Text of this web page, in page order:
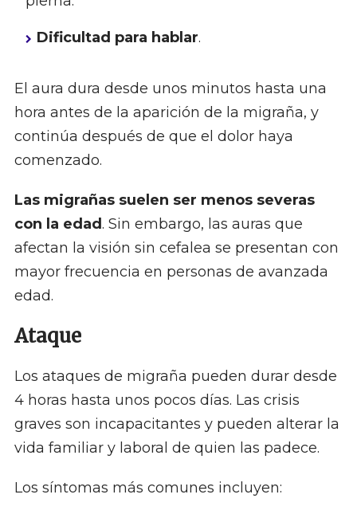
Dificultad para hablar.
El aura dura desde unos minutos hasta una
hora antes de la aparición de la migraña, y
continúa después de que el dolor haya
comenzado.
Las migrañas suelen ser menos severas
con la edad. Sin embargo, las auras que
afectan la visión sin cefalea se presentan con
mayor frecuencia en personas de avanzada
edad.
Ataque
Los ataques de migraña pueden durar desde
4 horas hasta unos pocos días. Las crisis
graves son incapacitantes y pueden alterar la
vida familiar y laboral de quien las padece.
Los síntomas más comunes incluyen: